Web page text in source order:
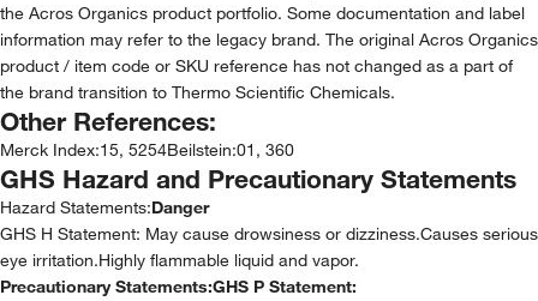
the Acros Organics product portfolio. Some documentation and label
information may refer to the legacy brand. The original Acros Organics
product / item code or SKU reference has not changed as a part of
the brand transition to Thermo Scientific Chemicals.
Other References:
Merck Index:15, 5254Beilstein:01, 360
GHS Hazard and Precautionary Statements
Hazard Statements:Danger
GHS H Statement: May cause drowsiness or dizziness.Causes serious
eye irritation.Highly flammable liquid and vapor.
Precautionary Statements:GHS P Statement: